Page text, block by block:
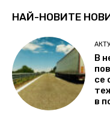
НАЙ-НОВИТЕ
В
се
в